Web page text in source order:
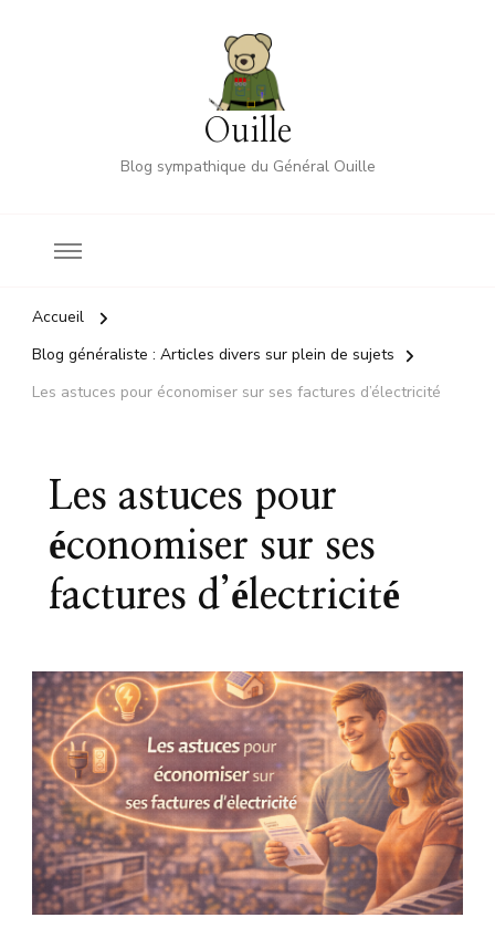
Ouille
Blog sympathique du Général Ouille
Accueil
Blog généraliste : Articles divers sur plein de sujets
Les astuces pour économiser sur ses factures d’électricité
Les astuces pour
économiser sur ses
factures d’électricité